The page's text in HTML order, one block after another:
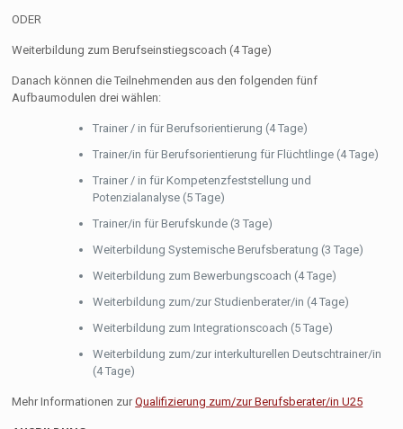
ODER
Weiterbildung zum Berufseinstiegscoach (4 Tage)
Danach können die Teilnehmenden aus den folgenden fünf
Aufbaumodulen drei wählen:
Trainer / in für Berufsorientierung (4 Tage)
Trainer/in für Berufsorientierung für Flüchtlinge (4 Tage)
Trainer / in für Kompetenzfeststellung und
Potenzialanalyse (5 Tage)
Trainer/in für Berufskunde (3 Tage)
Weiterbildung Systemische Berufsberatung (3 Tage)
Weiterbildung zum Bewerbungscoach (4 Tage)
Weiterbildung zum/zur Studienberater/in (4 Tage)
Weiterbildung zum Integrationscoach (5 Tage)
Weiterbildung zum/zur interkulturellen Deutschtrainer/in
(4 Tage)
Mehr Informationen zurQualifizierung zum/zur Berufsberater/in U25